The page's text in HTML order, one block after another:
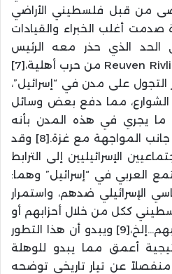
من قبل فلسطيني الأراضي
1948، ظاهرة صدمت أغلب الخبراء والقيادات
الحد الذي حذر معه الرئيس
الإسرائيلي رؤوفين ريفلين Reuven Rivlin من حرب أهلية،[7]
على مدن في “إسرائيل”،
الشوارع، مما دفع بعض وسائل
ما يجري في هذه المدن بأنه
“جبهة مواجهة ثانية” إلى جانب المواجهة مع غزة.[8] وقد
الإسرائيليين إلى الترابط
العربي في “إسرائيل” وهما:
الإسرائيلي ضدهم، واستمرار
ككل من خلال أحزابهم أو
منظماتهم المدنية أو نخبهم…إلخ،[9] ويبدو أن هذا التطور
أعمق مما يبدو للوهلة
منفصلاً عن تيار تاريخي توضحه